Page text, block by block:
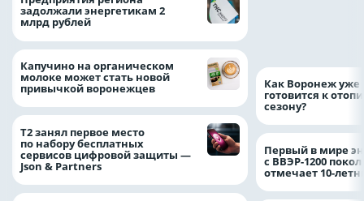
задолжали энергетикам 2
млрд рублей
Капучино на органическом
молоке может стать новой
привычкой воронежцев
Т2 занял первое место
по набору бесплатных
сервисов цифровой защиты —
Json & Partners
Как Воронеж уже
готовится к
сезону?
Первый в мире
с ВВЭР-1200
отмечает 10-